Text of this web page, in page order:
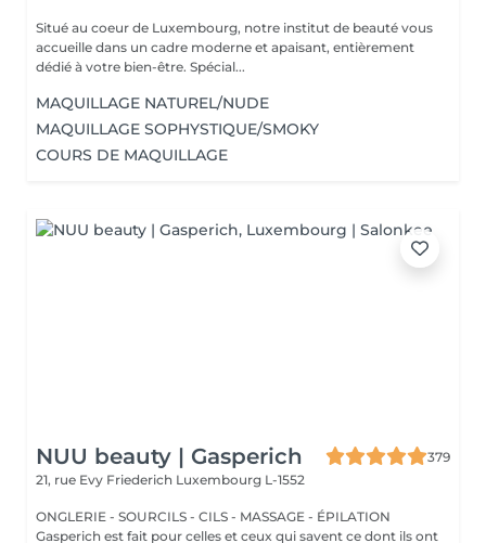
Situé au coeur de Luxembourg, notre institut de beauté vous
accueille dans un cadre moderne et apaisant, entièrement
dédié à votre bien-être. Spécial...
MAQUILLAGE NATUREL/NUDE
MAQUILLAGE SOPHYSTIQUE/SMOKY
COURS DE MAQUILLAGE
NUU beauty | Gasperich
379
21, rue Evy Friederich Luxembourg L-1552
ONGLERIE - SOURCILS - CILS - MASSAGE - ÉPILATION
Gasperich est fait pour celles et ceux qui savent ce dont ils ont